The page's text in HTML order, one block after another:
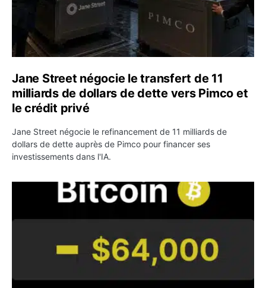
Jane Street négocie le transfert de 11
milliards de dollars de dette vers Pimco et
le crédit privé
Jane Street négocie le refinancement de 11 milliards de
dollars de dette auprès de Pimco pour financer ses
investissements dans l'IA.
Bitcoin stagne à 64 000 dollars pendant que les